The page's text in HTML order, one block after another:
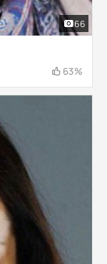
63%
66